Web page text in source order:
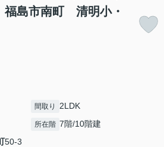
島市南町 清明小・
間取り 2LDK
所在階 7階/10階建
50-3